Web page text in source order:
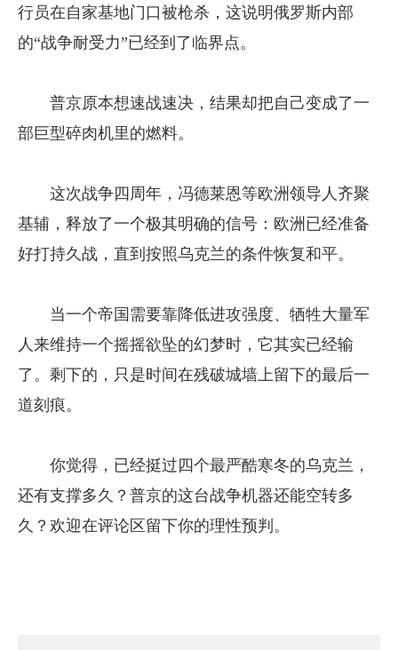
行员在自家基地门口被枪杀，这说明俄罗斯内部
的“战争耐受力”已经到了临界点。
普京原本想速战速决，结果却把自己变成了一
部巨型碎肉机里的燃料。
这次战争四周年，冯德莱恩等欧洲领导人齐聚
基辅，释放了一个极其明确的信号：欧洲已经准备
好打持久战，直到按照乌克兰的条件恢复和平。
当一个帝国需要靠降低进攻强度、牺牲大量军
人来维持一个摇摇欲坠的幻梦时，它其实已经输
了。剩下的，只是时间在残破城墙上留下的最后一
道刻痕。
你觉得，已经挺过四个最严酷寒冬的乌克兰，
还有支撑多久？普京的这台战争机器还能空转多
久？欢迎在评论区留下你的理性预判。